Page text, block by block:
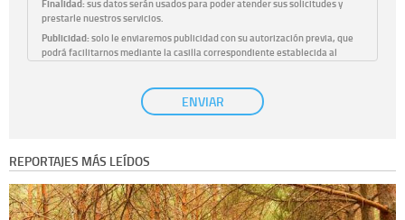
Finalidad:sus datos serán usados para poder atender sus solicitudes y
prestarle nuestros servicios.
Publicidad:solo le enviaremos publicidad con su autorización previa, que
podrá facilitarnos mediante la casilla correspondiente establecida al
únicamente trataremos sus datos con su consentimiento
previo, que podrá facilitarnos mediante la casilla correspondiente
información que le pedimos. No se comunicarán datos a terceros.
Derechos:tiene derecho a saber qué información tenemos sobre usted,
corregirla y eliminarla, tal y como se explica en la información adicional
disponible en nuestra página web.
ENVIAR
REPORTAJES MÁS LEÍDOS